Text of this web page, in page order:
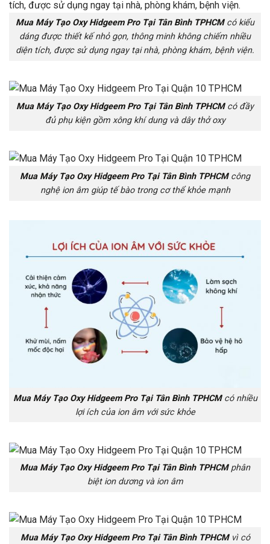
Mua Máy Tạo Oxy Hidgeem Pro Tại Tân Bình TPHCMcó kiểu
dáng được thiết kế nhỏ gọn, thông minh không chiếm nhiều
diện tích, được sử dụng ngay tại nhà, phòng khám, bệnh viện.
Mua Máy Tạo Oxy Hidgeem Pro Tại Tân Bình TPHCMcó đầy
đủ phụ kiện gồm xông khí dung và dây thở oxy
Mua Máy Tạo Oxy Hidgeem Pro Tại Tân Bình TPHCMcông
nghệ ion âm giúp tế bào trong cơ thể khỏe mạnh
Mua Máy Tạo Oxy Hidgeem Pro Tại Tân Bình TPHCMcó nhiều
lợi ích của ion âm với sức khỏe
Mua Máy Tạo Oxy Hidgeem Pro Tại Tân Bình TPHCMphân
biệt ion dương và ion âm
Mua Máy Tạo Oxy Hidgeem Pro Tại Tân Bình TPHCMvì có